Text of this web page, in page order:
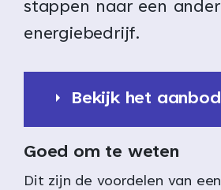
stappen naar een ander
energiebedrijf.
Bekijk het aanbod
Goed om te weten
Dit zijn de voordelen van een